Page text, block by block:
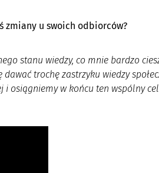
zmiany u swoich odbiorców?
stanu wiedzy, co mnie bardzo
trochę zastrzyku wiedzy
i osiągniemy w końcu ten wspólny